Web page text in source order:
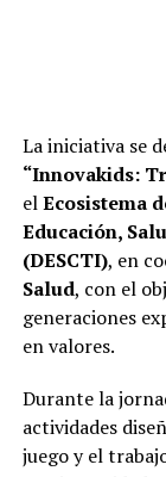
La iniciativa se
“Innovakids:
elEcosistema
Educación,
(DESCTI), en
Salud, con el
generaciones
en valores.
Durante la
actividades
juego y el